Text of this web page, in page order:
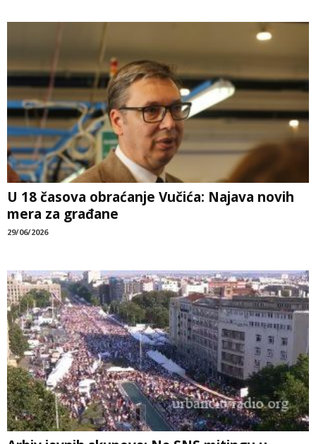
U 18 časova obraćanje Vučića: Najava novih
mera za građane
29/06/2026